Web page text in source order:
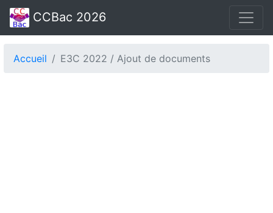
CCBac 2026
Accueil E3C 2022 / Ajout de documents